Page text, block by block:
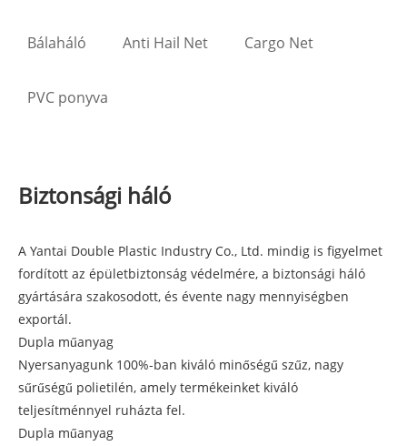
Bálaháló Anti Hail Net Cargo Net
PVC ponyva
Biztonsági háló
A Yantai Double Plastic Industry Co., Ltd. mindig is figyelmet
fordított az épületbiztonság védelmére, a biztonsági háló
gyártására szakosodott, és évente nagy mennyiségben
exportál.
Dupla műanyag
Nyersanyagunk 100%-ban kiváló minőségű szűz, nagy
sűrűségű polietilén, amely termékeinket kiváló
teljesítménnyel ruházta fel.
Dupla műanyag